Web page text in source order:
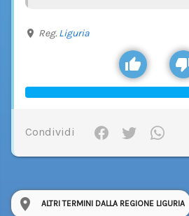
Reg. Liguria
Condividi
ALTRI TERMINI DALLA REGIONE LIGURIA